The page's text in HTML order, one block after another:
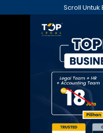
ke
Scroll Untuk